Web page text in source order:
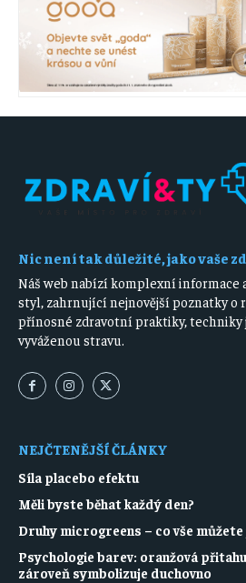
Nic není tak důležité, jako vaše
Náš web nabízí komplexní informace
styl, zahrnující nejnovější poznatky o
přínosné zdravotní praktiky, techniky
vyváženou stravu.
NEJČTENĚJŠÍ ČLÁNKY
Síla placebo efektu
Měli byste běhat každý den?
Druhy microgreens – co vše
Psychologie barev: oranžová
zároveň symbolizuje duchovno